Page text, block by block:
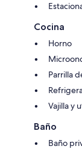
Cocina
Horno
Parrilla
Vajilla y
Baño
Baño